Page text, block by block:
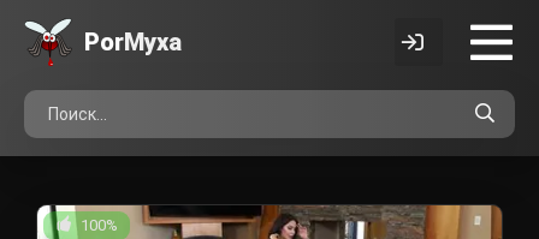
PorMyxa
100%